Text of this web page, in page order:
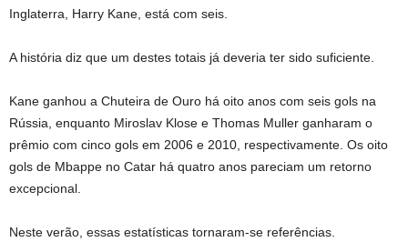
Inglaterra, Harry Kane, está com seis.
A história diz que um destes totais já deveria ter sido suficiente.
Kane ganhou a Chuteira de Ouro há oito anos com seis gols na
Rússia, enquanto Miroslav Klose e Thomas Muller ganharam o
prêmio com cinco gols em 2006 e 2010, respectivamente. Os oito
gols de Mbappe no Catar há quatro anos pareciam um retorno
excepcional.
Neste verão, essas estatísticas tornaram-se referências.